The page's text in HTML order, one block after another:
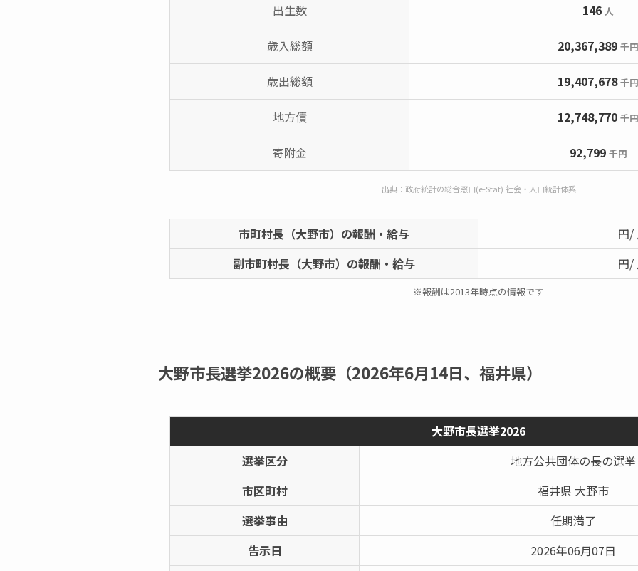
出生数 146 人
歳入総額 20,367,389 千円
歳出総額 19,407,678千円
地方債 12,748,770 千円
寄附金 92,799 千円
出典：政府統計の総合窓口(e-Stat) 社会・人口統計体系
市町村長（大野市）の報酬・給与
円/
副市町村長（大野市）の報酬・給与
円/
※報酬は2013年時点の情報です
大野市長選挙2026の概要（2026年6月14日、福井県）
大野市長選挙2026
選挙区分
地方公共団体の長の選挙
市区町村
福井県 大野市
選挙事由
任期満了
告示日
2026年06月07日